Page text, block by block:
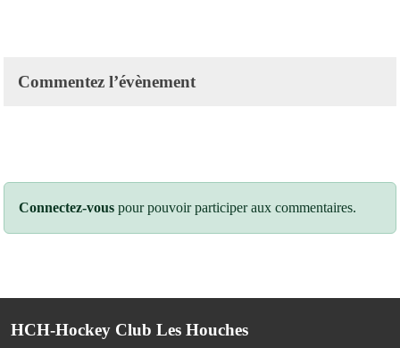
Commentez l’évènement
Connectez-vous pour pouvoir participer aux commentaires.
HCH-Hockey Club Les Houches